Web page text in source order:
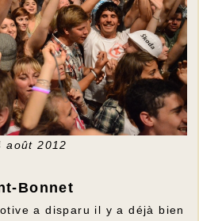
août 2012
Bonnet
a disparu il y a déjà bien